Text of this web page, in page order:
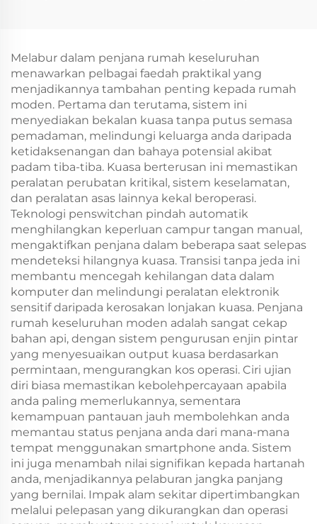
Melabur dalam penjana rumah keseluruhan
menawarkan pelbagai faedah praktikal yang
menjadikannya tambahan penting kepada rumah
moden. Pertama dan terutama, sistem ini
menyediakan bekalan kuasa tanpa putus semasa
pemadaman, melindungi keluarga anda daripada
ketidaksenangan dan bahaya potensial akibat
padam tiba-tiba. Kuasa berterusan ini memastikan
peralatan perubatan kritikal, sistem keselamatan,
dan peralatan asas lainnya kekal beroperasi.
Teknologi penswitchan pindah automatik
menghilangkan keperluan campur tangan manual,
mengaktifkan penjana dalam beberapa saat selepas
mendeteksi hilangnya kuasa. Transisi tanpa jeda ini
membantu mencegah kehilangan data dalam
komputer dan melindungi peralatan elektronik
sensitif daripada kerosakan lonjakan kuasa. Penjana
rumah keseluruhan moden adalah sangat cekap
bahan api, dengan sistem pengurusan enjin pintar
yang menyesuaikan output kuasa berdasarkan
permintaan, mengurangkan kos operasi. Ciri ujian
diri biasa memastikan kebolehpercayaan apabila
anda paling memerlukannya, sementara
kemampuan pantauan jauh membolehkan anda
memantau status penjana anda dari mana-mana
tempat menggunakan smartphone anda. Sistem
ini juga menambah nilai signifikan kepada hartanah
anda, menjadikannya pelaburan jangka panjang
yang bernilai. Impak alam sekitar dipertimbangkan
melalui pelepasan yang dikurangkan dan operasi